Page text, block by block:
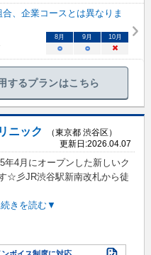
、企業コースとは異なりま
8月 9月 10月
○ ○ ×
するプランはこちら
ニック
（東京都 渋谷区）
更新日:2026.04.07
年4月にオープンした新しいク
☆彡JR渋谷駅新南改札から徒
続きを読む▼